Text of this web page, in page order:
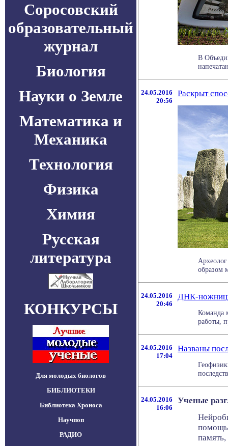
Соросовский
образовательный
журнал
Биология
Науки о Земле
Математика и
Механика
Технология
Физика
Химия
Русская
литература
КОНКУРСЫ
Для молодых биологов
БИБЛИОТЕКИ
Библиотека Хроноса
Научпоп
РАДИО
В
24.05.2016
20:56
Раскрыт
образом
24.05.2016
20:46
ДНК-
Команда
работы,
24.05.2016
17:04
Названы
24.05.2016
16:06
Ученые